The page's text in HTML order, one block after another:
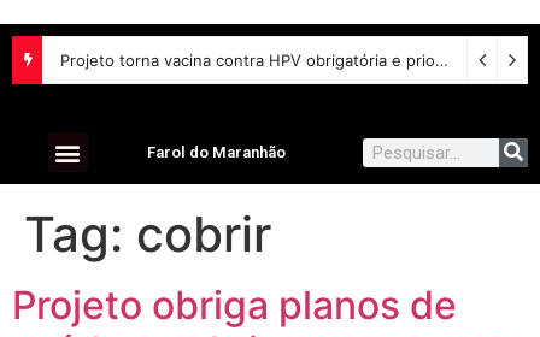
Projeto torna vacina contra HPV obrigatória e prioriza testes moleculares para câncer de colo do útero
Farol do Maranhão
Tag: cobrir
Projeto obriga planos de